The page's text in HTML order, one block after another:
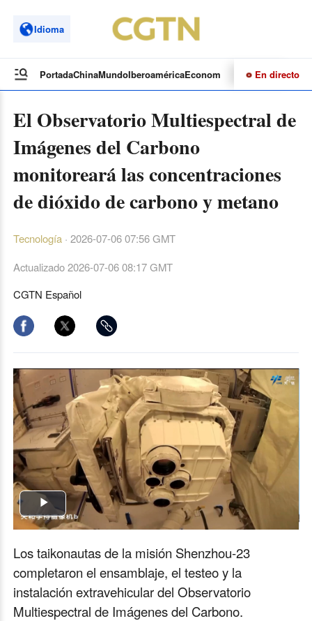
Idioma
PortadaChinaMundoIberoaméricaEconomía CulturaDeportes
En directo
El Observatorio Multiespectral de
Imágenes del Carbono
monitoreará las concentraciones
de dióxido de carbono y metano
Tecnología· 2026-07-06 07:56 GMT
Actualizado2026-07-06 08:17 GMT
CGTN Español
Play
Los taikonautas de la misión Shenzhou-23
completaron el ensamblaje, el testeo y la
instalación extravehicular del Observatorio
Multiespectral de Imágenes del Carbono.